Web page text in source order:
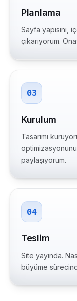
Planlama
Sayfa yapısını,
çıkarıyorum.
03
Kurulum
Tasarımı
paylaşıyorum.
04
Teslim
Site yayında.
büyüme